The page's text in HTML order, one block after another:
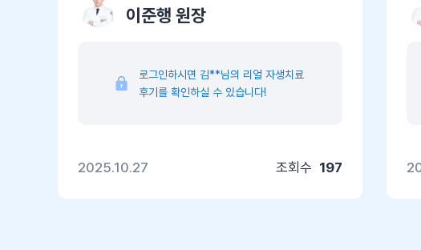
이준행 원장
로그인하시면 김**님의 리얼 자생치료
후기를 확인하실 수 있습니다!
2025.10.27 조회수 197